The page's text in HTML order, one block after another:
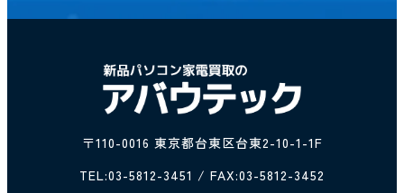
〒110-0016 東京都台東区台東2-10-1-1F
TEL:03-5812-3451 / FAX:03-5812-3452